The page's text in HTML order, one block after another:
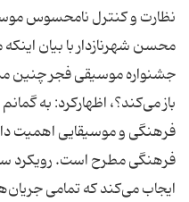
محسن شهرنازدار با بیان
جشنواره موسیقی فجر چنین
باز می‌کند؟، اظهارکرد: به
فرهنگی و موسیقایی اهمیت
فرهنگی مطرح است. رویکرد
ایجاب می‌کند که تمامی